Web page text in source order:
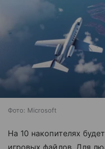
Фото: Microsoft
На 10 накопителях